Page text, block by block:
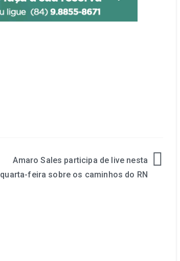
Amaro Sales participa de live nesta
quarta-feira sobre os caminhos do RN